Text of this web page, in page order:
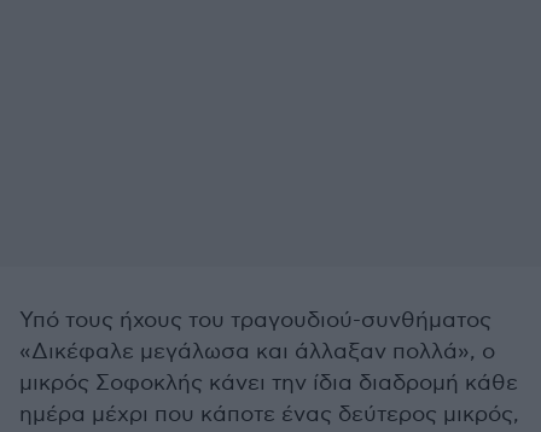
Υπό τους ήχους του τραγουδιού-συνθήματος
«Δικέφαλε μεγάλωσα και άλλαξαν πολλά», ο
μικρός Σοφοκλής κάνει την ίδια διαδρομή κάθε
ημέρα μέχρι που κάποτε ένας δεύτερος μικρός,